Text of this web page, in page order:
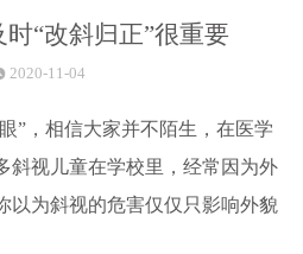
“改斜归正”很重要
2020-11-04
，相信大家并不陌生，在医学
斜视儿童在学校里，经常因为外
以为斜视的危害仅仅只影响外貌